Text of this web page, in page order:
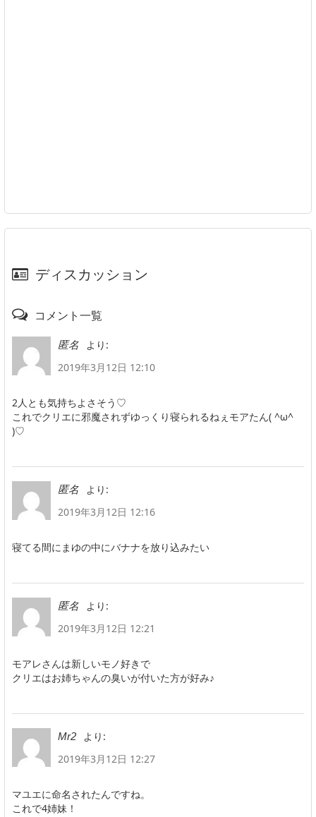
ディスカッション
コメント一覧
匿名
より:
2019年3月12日 12:10
2人とも気持ちよさそう♡
これでクリエに邪魔されずゆっくり寝られるねぇモアたん( ^ω^
)♡
匿名
より:
2019年3月12日 12:16
寝てる間にまゆの中にバナナを放り込みたい
匿名
より:
2019年3月12日 12:21
モアレさんは新しいモノ好きで
クリエはお姉ちゃんの臭いが付いた方が好み♪
Mr2
より:
2019年3月12日 12:27
マユエに命名されたんですね。
これで4姉妹！